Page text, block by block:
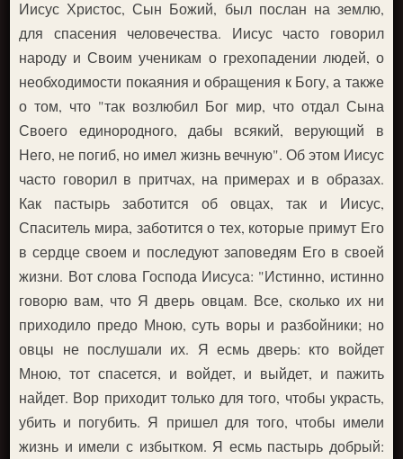
Иисус Христос, Сын Божий, был послан на землю,
для спасения человечества. Иисус часто говорил
народу и Своим ученикам о грехопадении людей, о
необходимости покаяния и обращения к Богу, а также
о том, что "так возлюбил Бог мир, что отдал Сына
Своего единородного, дабы всякий, верующий в
Него, не погиб, но имел жизнь вечную". Об этом Иисус
часто говорил в притчах, на примерах и в образах.
Как пастырь заботится об овцах, так и Иисус,
Спаситель мира, заботится о тех, которые примут Его
в сердце своем и последуют заповедям Его в своей
жизни. Вот слова Господа Иисуса: "Истинно, истинно
говорю вам, что Я дверь овцам. Все, сколько их ни
приходило предо Мною, суть воры и разбойники; но
овцы не послушали их. Я есмь дверь: кто войдет
Мною, тот спасется, и войдет, и выйдет, и пажить
найдет. Вор приходит только для того, чтобы украсть,
убить и погубить. Я пришел для того, чтобы имели
жизнь и имели с избытком. Я есмь пастырь добрый: